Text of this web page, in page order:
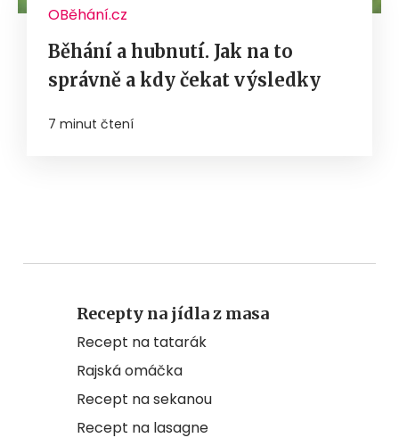
OBěhání.cz
Běhání a hubnutí. Jak na to
správně a kdy čekat výsledky
7 minut čtení
Recepty na jídla z masa
Recept na tatarák
Rajská omáčka
Recept na sekanou
Recept na lasagne